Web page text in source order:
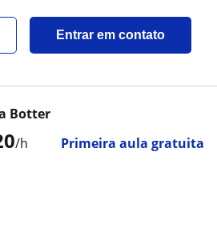
Entrar em contato
/h Primeira aula gratuita
Botter